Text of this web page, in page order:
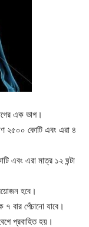
এক ভাগ।
২৫০০ কোটি এবং এরা ৪
এবং এরা মাত্র ১২ ঘন্টা
হবে।
বার পেঁচানো যাবে।
প্রবাহিত হয়।